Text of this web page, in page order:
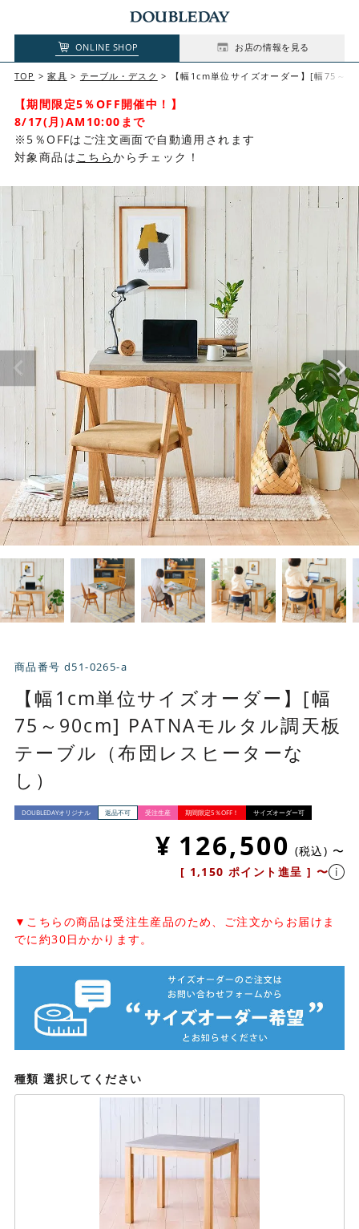
ONLINE SHOP お店の情報を見る
TOP 家具 テーブル・デスク 【幅1cm単位サイズオーダー】[幅75～
【期間限定5％OFF開催中！】
8/17(月)AM10:00まで
※5％OFFはご注文画面で自動適用されます
対象商品は こちらからチェック！
商品番号 d51-0265-a
【幅1cm単位サイズオーダー】[幅
75～90cm] PATNAモルタル調天板
テーブル（布団レスヒーターな
し）
DOUBLEDAYオリジナル 返品不可 受注生産 期間限定5％OFF！ サイズオーダー可
¥ 126,500 税込
〜
[ 1,150 ポイント進呈 ] 〜
▼こちらの商品は受注生産品のため、ご注文からお届けま
でに約30日かかります。
種類 選択してください